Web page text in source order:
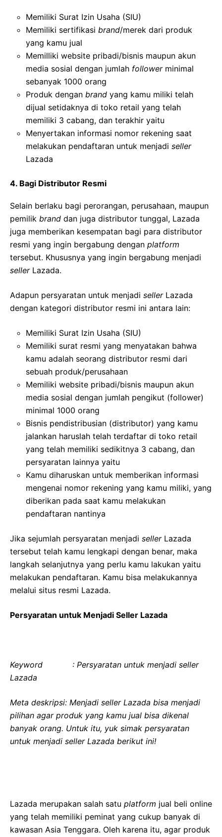
Memiliki Surat Izin Usaha (SIU)
Memiliki sertifikasi brand/merek dari produk
yang kamu jual
Memilliki website pribadi/bisnis maupun akun
media sosial dengan jumlah followerminimal
sebanyak 1000 orang
Produk dengan brand yang kamu miliki telah
dijual setidaknya di toko retail yang telah
memiliki 3 cabang, dan terakhir yaitu
Menyertakan informasi nomor rekening saat
melakukan pendaftaran untuk menjadi seller
Lazada
4. Bagi Distributor Resmi
Selain berlaku bagi perorangan, perusahaan, maupun
pemilik brand dan juga distributor tunggal, Lazada
juga memberikan kesempatan bagi para distributor
resmi yang ingin bergabung dengan platform
tersebut. Khususnya yang ingin bergabung menjadi
sellerLazada.
Adapun persyaratan untuk menjadi sellerLazada
dengan kategori distributor resmi ini antara lain:
Memiliki Surat Izin Usaha (SIU)
Memiliki surat resmi yang menyatakan bahwa
kamu adalah seorang distributor resmi dari
sebuah produk/perusahaan
Memiliki website pribadi/bisnis maupun akun
media sosial dengan jumlah pengikut (follower)
minimal 1000 orang
Bisnis pendistribusian (distributor) yang kamu
jalankan haruslah telah terdaftar di toko retail
yang telah memiliki sedikitnya 3 cabang, dan
persyaratan lainnya yaitu
Kamu diharuskan untuk memberikan informasi
mengenai nomor rekening yang kamu miliki, yang
diberikan pada saat kamu melakukan
pendaftaran nantinya
Jika sejumlah persyaratan menjadi sellerLazada
tersebut telah kamu lengkapi dengan benar, maka
langkah selanjutnya yang perlu kamu lakukan yaitu
melakukan pendaftaran. Kamu bisa melakukannya
melalui situs resmi Lazada.
Persyaratan untuk Menjadi Seller Lazada
Keyword : Persyaratan untuk menjadi seller
Lazada
Meta deskripsi: Menjadi seller Lazada bisa menjadi
pilihan agar produk yang kamu jual bisa dikenal
banyak orang. Untuk itu, yuk simak persyaratan
untuk menjadi seller Lazada berikut ini!
Lazada merupakan salah satu platform jual beli online
yang telah memiliki peminat yang cukup banyak di
kawasan Asia Tenggara. Oleh karena itu, agar produk